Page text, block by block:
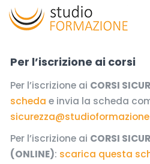
Per l’iscrizione ai corsi
Per l’iscrizione ai CORSI
scheda e invia la scheda
Per l’iscrizione ai CORSI
(ONLINE): scarica questa